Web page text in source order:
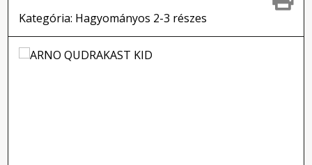
Kategória: Hagyományos 2-3 részes